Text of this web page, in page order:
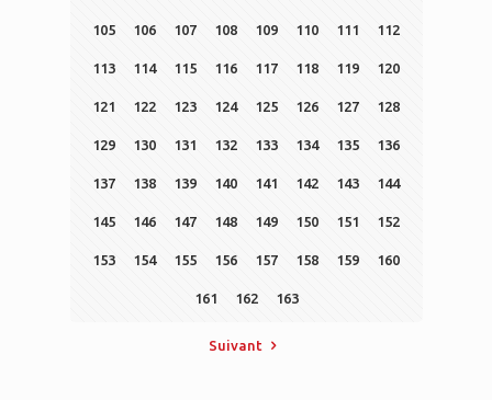
105 106 107 108 109 110 111 112
113 114 115 116 117 118 119 120
121 122 123 124 125 126 127 128
129 130 131 132 133 134 135 136
137 138 139 140 141 142 143 144
145 146 147 148 149 150 151 152
153 154 155 156 157 158 159 160
161 162 163
Suivant